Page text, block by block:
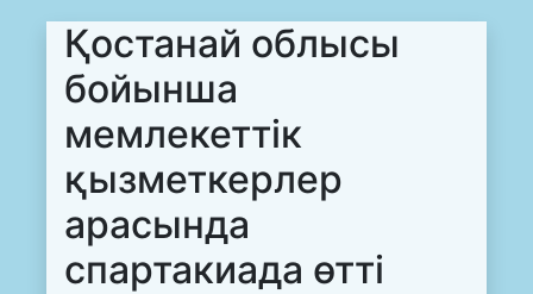
Қостанай облысы
бойынша
мемлекеттік
қызметкерлер
арасында
спартакиада өтті